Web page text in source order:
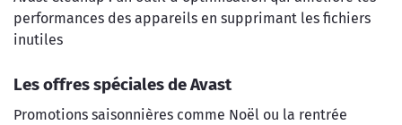
performances des appareils en supprimant les fichiers
inutiles
Les offres spéciales de Avast
Promotions saisonnières comme Noël ou la rentrée